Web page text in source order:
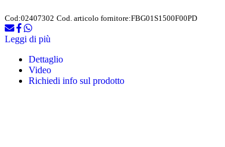
Cod:02407302 Cod. articolo fornitore:FBG01S1500F00PD
Leggi di più
Dettaglio
Video
Richiedi info sul prodotto